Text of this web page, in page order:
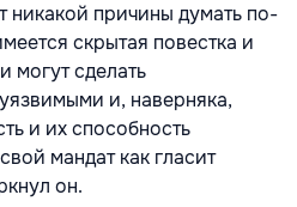
никакой причины думать по-
скрытая повестка и
могут сделать
и, наверняка,
и их способность
мандат как гласит
он.